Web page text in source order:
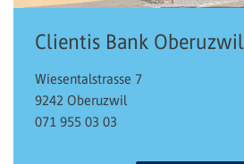
Clientis Bank Oberuzwil
Wiesentalstrasse 7
9242 Oberuzwil
071 955 03 03